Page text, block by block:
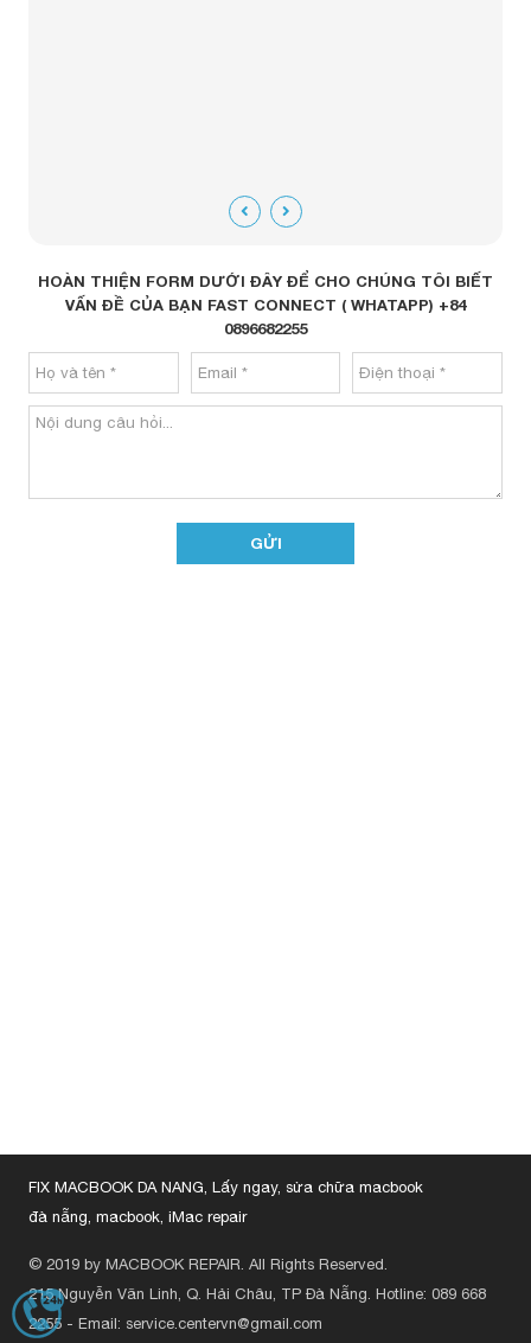
HOTLINE
089
HOÀN THIỆN FORM DƯỚI ĐÂY ĐỂ CHO CHÚNG TÔI BIẾT
VẤN ĐỀ CỦA BẠN FAST CONNECT ( WHATAPP) +84
0896682255
FIX MACBOOK DA NANG, Lấy ngay, sửa chữa macbook
đà nẵng, macbook, iMac repair
© 2019 by MACBOOK REPAIR. All Rights Reserved.
215 Nguyễn Văn Linh, Q. Hải Châu, TP Đà Nẵng. Hotline: 089 668
2255 - Email: service.centervn@gmail.com